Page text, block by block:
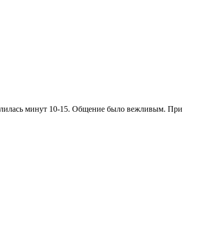
минут 10-15. Общение было вежливым. При